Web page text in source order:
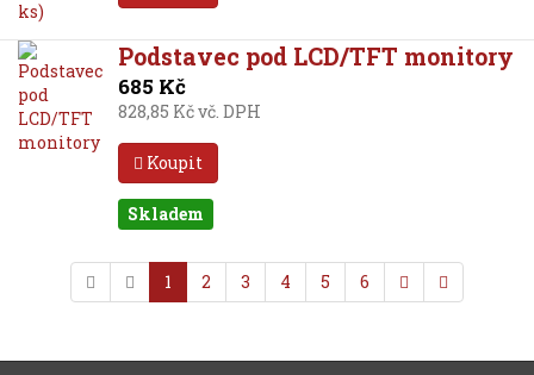
Podstavec pod LCD/TFT monitory
685 Kč
828,85 Kč vč. DPH
Koupit
Skladem
1 2 3 4 5 6